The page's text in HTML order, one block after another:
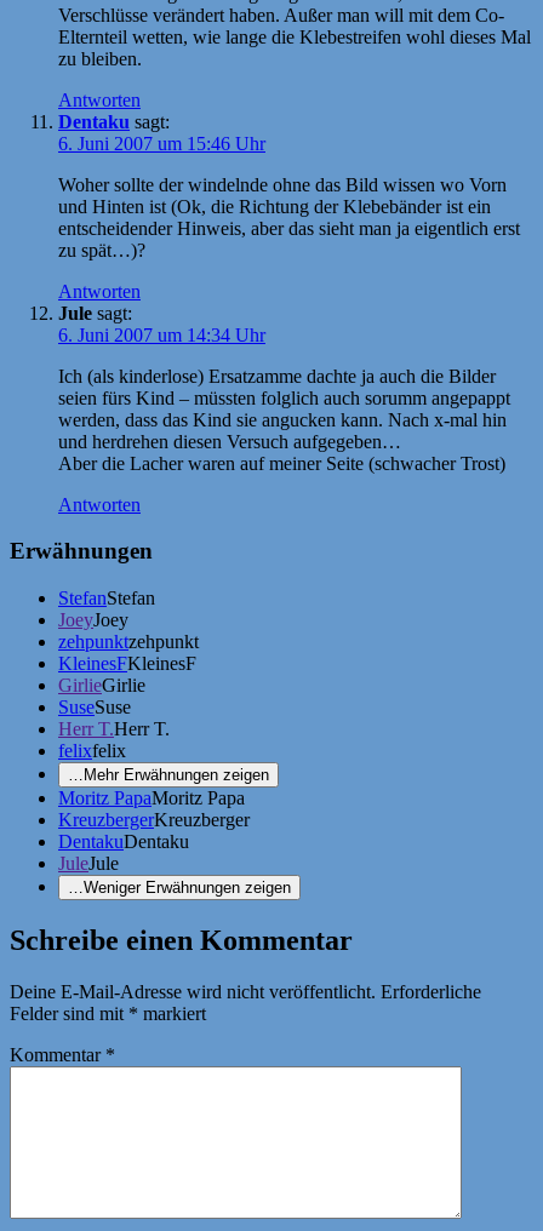
Verschlüsse verändert haben. Außer man will mit dem Co-
Elternteil wetten, wie lange die Klebestreifen wohl dieses Mal
zu bleiben.
Antworten
Dentaku sagt:
6. Juni 2007 um 15:46 Uhr
Woher sollte der windelnde ohne das Bild wissen wo Vorn
und Hinten ist (Ok, die Richtung der Klebebänder ist ein
entscheidender Hinweis, aber das sieht man ja eigentlich erst
zu spät…)?
Antworten
Jule sagt:
6. Juni 2007 um 14:34 Uhr
Ich (als kinderlose) Ersatzamme dachte ja auch die Bilder
seien fürs Kind – müssten folglich auch sorumm angepappt
werden, dass das Kind sie angucken kann. Nach x-mal hin
und herdrehen diesen Versuch aufgegeben…
Aber die Lacher waren auf meiner Seite (schwacher Trost)
Antworten
Erwähnungen
StefanStefan
JoeyJoey
zehpunktzehpunkt
KleinesFKleinesF
GirlieGirlie
SuseSuse
Herr T.Herr T.
felixfelix
… Mehr Erwähnungen zeigen
Moritz PapaMoritz Papa
KreuzbergerKreuzberger
DentakuDentaku
JuleJule
…Weniger Erwähnungen zeigen
Schreibe einen Kommentar
Deine E-Mail-Adresse wird nicht veröffentlicht. Erforderliche
Felder sind mit * markiert
Kommentar *